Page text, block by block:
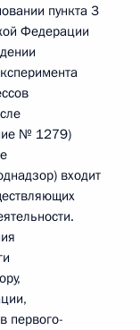
пункта 3
Федерации
№ 1279)
входит
первого-